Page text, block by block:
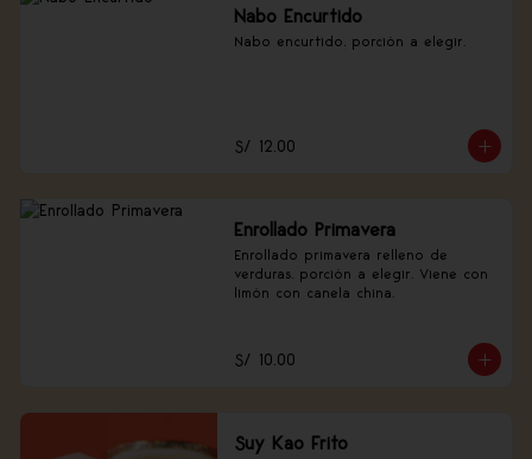
Nabo Encurtido
Nabo encurtido, porción a elegir.
S/ 12.00
Enrollado Primavera
Enrollado primavera relleno de
verduras, porción a elegir. Viene con
limón con canela china.
S/ 10.00
Suy Kao Frito